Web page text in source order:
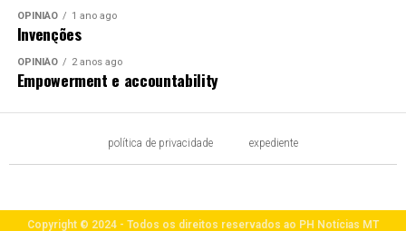
OPINIÃO 1 ano ago
Invenções
OPINIÃO 2 anos ago
Empowerment e accountability
política de privacidade expediente
Copyright © 2024 - Todos os direitos reservados ao PH Notícias MT